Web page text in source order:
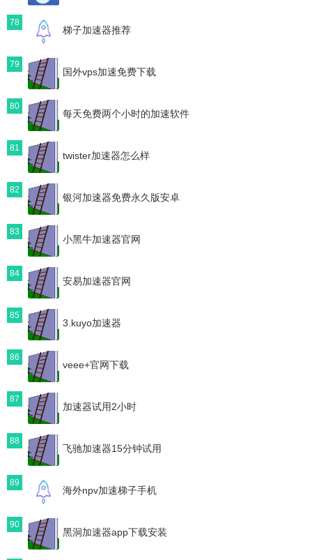
78
梯子加速器推荐
79
国外vps加速免费下载
80
每天免费两个小时的加速软件
81
twister加速器怎么样
82
银河加速器免费永久版安卓
83
小黑牛加速器官网
84
安易加速器官网
85
3.kuyo加速器
86
veee+官网下载
87
加速器试用2小时
88
飞驰加速器15分钟试用
89
海外npv加速梯子手机
90
黑洞加速器app下载安装